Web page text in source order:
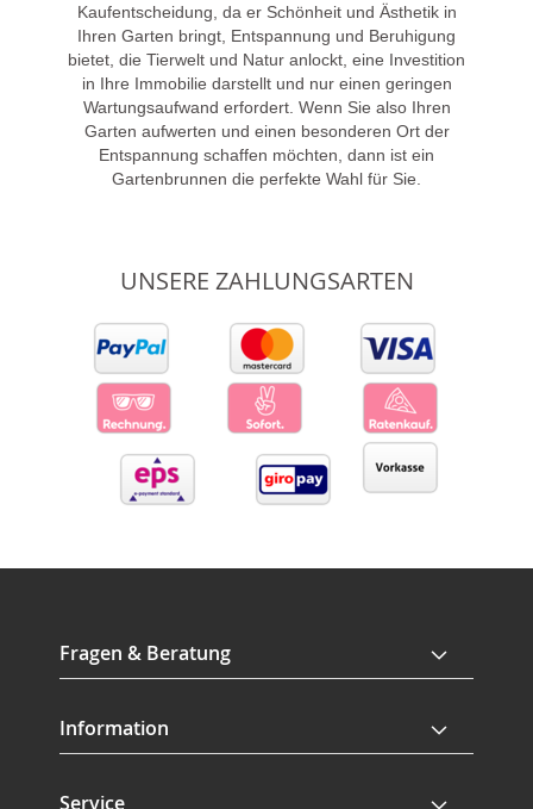
Kaufentscheidung, da er Schönheit und Ästhetik in
Ihren Garten bringt, Entspannung und Beruhigung
bietet, die Tierwelt und Natur anlockt, eine Investition
in Ihre Immobilie darstellt und nur einen geringen
Wartungsaufwand erfordert. Wenn Sie also Ihren
Garten aufwerten und einen besonderen Ort der
Entspannung schaffen möchten, dann ist ein
Gartenbrunnen die perfekte Wahl für Sie.
UNSERE ZAHLUNGSARTEN
Fragen & Beratung
Information
Service